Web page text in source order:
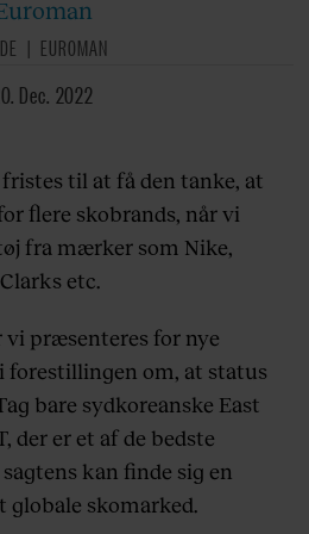
EUROMAN
20. Dec. 2022
til at få den tanke, at
flere skobrands, når vi
fra mærker som Nike,
etc.
vi præsenteres for nye
forestillingen om, at status
bare sydkoreanske East
der er et af de bedste
kan finde sig en
globale skomarked.